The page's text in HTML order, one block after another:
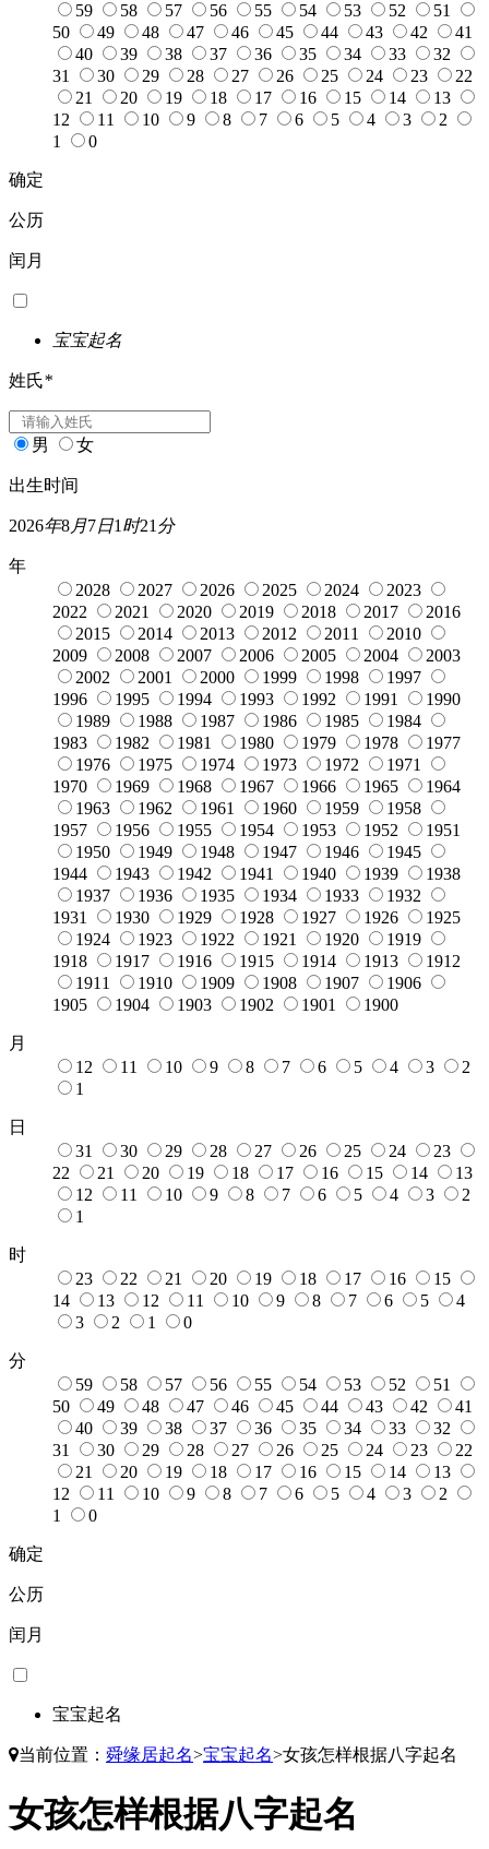
59
58 57 56 55 54 53 52
51
50
49 48 47 46 45 44 43 42
41
40
39 38 37 36 35 34 33
32
31
30 29 28 27 26 25 24 23
22
21
20 19 18 17 16 15 14
13
12
11 10 9 8 7 6 5 4 3
2
1
0
确定
公历
闰月
宝宝起名
姓氏*
男 女
出生时间
2026年8月7日1 时21 分
年
2028
2027 2026 2025 2024
2023
2022
2021 2020 2019 2018 2017
2016
2015
2014 2013 2012 2011
2010
2009
2008 2007 2006 2005 2004
2003
2002
2001 2000 1999 1998
1997
1996
1995 1994 1993 1992 1991
1990
1989
1988 1987 1986 1985
1984
1983
1982 1981 1980 1979 1978
1977
1976
1975 1974 1973 1972
1971
1970
1969 1968 1967 1966 1965
1964
1963
1962 1961 1960 1959
1958
1957
1956 1955 1954 1953 1952
1951
1950
1949 1948 1947 1946
1945
1944
1943 1942 1941 1940 1939
1938
1937
1936 1935 1934 1933
1932
1931
1930 1929 1928 1927 1926
1925
1924
1923 1922 1921 1920
1919
1918
1917 1916 1915 1914 1913
1912
1911
1910 1909 1908 1907
1906
1905
1904 1903 1902 1901 1900
月
12
11 10 9 8 7 6 5 4 3
2
1
日
31
30 29 28 27 26 25 24
23
22
21 20 19 18 17 16 15 14
13
12
11 10 9 8 7 6 5 4 3
2
1
时
23
22 21 20 19 18 17 16
15
14
13 12 11 10 9 8 7 6 5
4
3
2 1 0
分
59
58 57 56 55 54 53 52
51
50
49 48 47 46 45 44 43 42
41
40
39 38 37 36 35 34 33
32
31
30 29 28 27 26 25 24 23
22
21
20 19 18 17 16 15 14
13
12
11 10 9 8 7 6 5 4 3
2
1
0
确定
公历
闰月
宝宝起名
当前位置： 舜缘居起名>宝宝起名>女孩怎样根据八字起名
女孩怎样根据八字起名